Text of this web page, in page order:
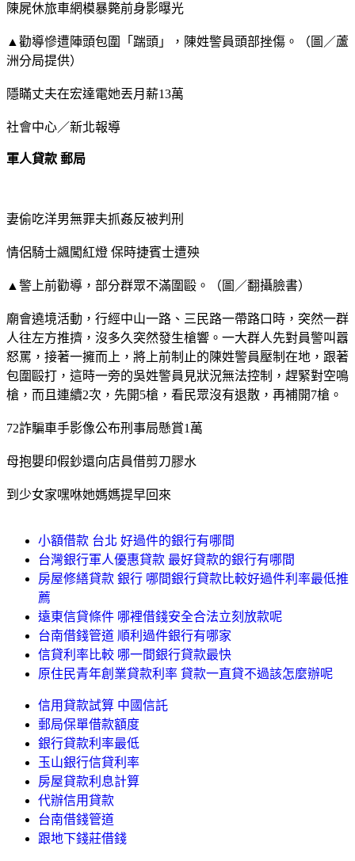
陳屍休旅車網模暴斃前身影曝光
▲勸導慘遭陣頭包圍「踹頭」，陳姓警員頭部挫傷。（圖／蘆
洲分局提供）
隱瞞丈夫在宏達電她丟月薪13萬
社會中心／新北報導
軍人貸款 郵局
妻偷吃洋男無罪夫抓姦反被判刑
情侶騎士飊闖紅燈 保時捷賓士遭殃
▲警上前勸導，部分群眾不滿圍毆。（圖／翻攝臉書）
廟會遶境活動，行經中山一路、三民路一帶路口時，突然一群
人往左方推擠，沒多久突然發生槍響。一大群人先對員警叫囂
怒罵，接著一擁而上，將上前制止的陳姓警員壓制在地，跟著
包圍毆打，這時一旁的吳姓警員見狀況無法控制，趕緊對空鳴
槍，而且連續2次，先開5槍，看民眾沒有退散，再補開7槍。
72詐騙車手影像公布刑事局懸賞1萬
母抱嬰印假鈔還向店員借剪刀膠水
到少女家嘿咻她媽媽提早回來
小額借款 台北 好過件的銀行有哪間
台灣銀行軍人優惠貸款 最好貸款的銀行有哪間
房屋修繕貸款 銀行 哪間銀行貸款比較好過件利率最低推
薦
遠東信貸條件 哪裡借錢安全合法立刻放款呢
台南借錢管道 順利過件銀行有哪家
信貸利率比較 哪一間銀行貸款最快
原住民青年創業貸款利率 貸款一直貸不過該怎麼辦呢
信用貸款試算 中國信託
郵局保單借款額度
銀行貸款利率最低
玉山銀行信貸利率
房屋貸款利息計算
代辦信用貸款
台南借錢管道
跟地下錢莊借錢